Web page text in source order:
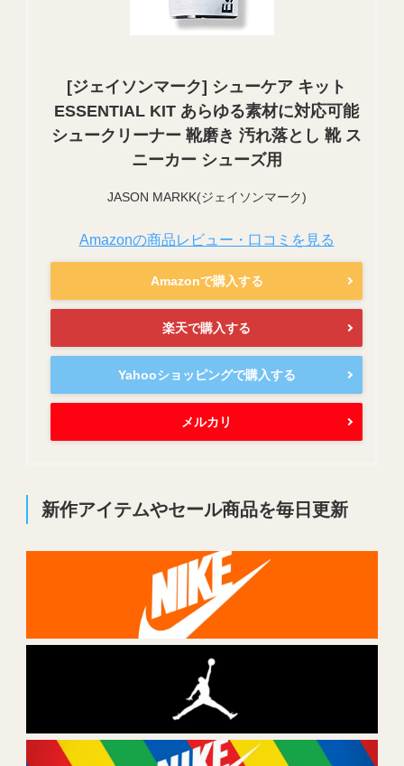
[ジェイソンマーク] シューケア キット
ESSENTIAL KIT あらゆる素材に対応可能
シュークリーナー 靴磨き 汚れ落とし 靴 ス
ニーカー シューズ用
JASON MARKK(ジェイソンマーク)
Amazonの商品レビュー・口コミを見る
Amazonで購入する
楽天で購入する
Yahooショッピングで購入する
メルカリ
新作アイテムやセール商品を毎日更新